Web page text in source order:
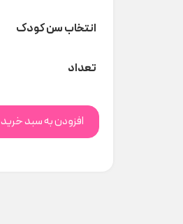
انتخاب سن کودک
تعداد
افزودن به سبد خرید